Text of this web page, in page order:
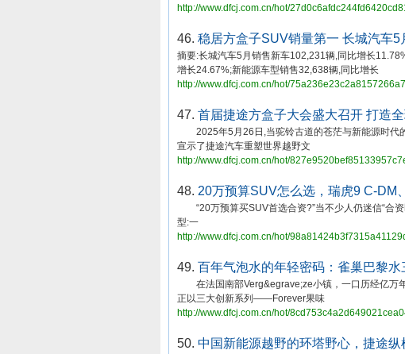
http://www.dfcj.com.cn/hot/
46. 稳居方盒子SUV销量第一 长城汽车
摘要:长城汽车5月销售新车102,231辆,同比增长
增长24.67%;新能源车型销售32,638辆,同比增长
http://www.dfcj.com.cn/hot/
47. 首届捷途方盒子大会盛大召开 打造
2025年5月26日,当驼铃古道的苍茫与新能源时代的
宣示了捷途汽车重塑世界越野文
http://www.dfcj.com.cn/hot/
48. 20万预算SUV怎么选，瑞虎9 C-DM
“20万预算买SUV首选合资?”当不少人仍迷信“合资
型:一
http://www.dfcj.com.cn/hot/
49. 百年气泡水的年轻密码：雀巢巴黎
在法国南部Verg&egrave;ze小镇，一口历经亿万
正以三大创新系列——Forever果味
http://www.dfcj.com.cn/hot/
50. 中国新能源越野的环塔野心，捷途